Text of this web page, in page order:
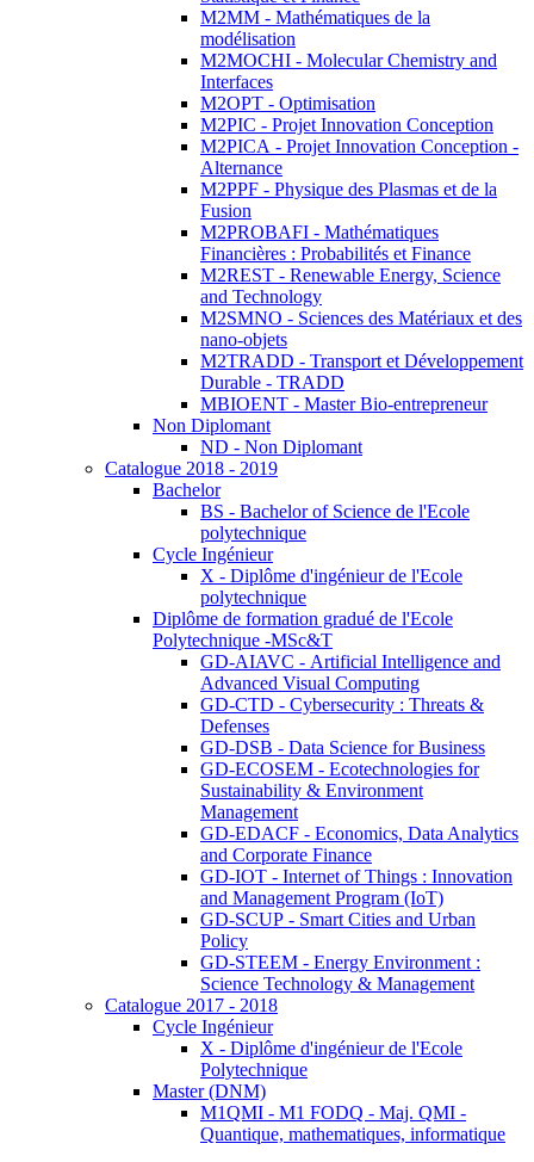
M2MM - Mathématiques de la
modélisation
M2MOCHI - Molecular Chemistry and
Interfaces
M2OPT - Optimisation
M2PIC - Projet Innovation Conception
M2PICA - Projet Innovation Conception -
Alternance
M2PPF - Physique des Plasmas et de la
Fusion
M2PROBAFI - Mathématiques
Financières : Probabilités et Finance
M2REST - Renewable Energy, Science
and Technology
M2SMNO - Sciences des Matériaux et des
nano-objets
M2TRADD - Transport et Développement
Durable - TRADD
MBIOENT - Master Bio-entrepreneur
Non Diplomant
ND - Non Diplomant
Catalogue 2018 - 2019
Bachelor
BS - Bachelor of Science de l'Ecole
polytechnique
Cycle Ingénieur
X - Diplôme d'ingénieur de l'Ecole
polytechnique
Diplôme de formation gradué de l'Ecole
Polytechnique -MSc&T
GD-AIAVC - Artificial Intelligence and
Advanced Visual Computing
GD-CTD - Cybersecurity : Threats &
Defenses
GD-DSB - Data Science for Business
GD-ECOSEM - Ecotechnologies for
Sustainability & Environment
Management
GD-EDACF - Economics, Data Analytics
and Corporate Finance
GD-IOT - Internet of Things : Innovation
and Management Program (IoT)
GD-SCUP - Smart Cities and Urban
Policy
GD-STEEM - Energy Environment :
Science Technology & Management
Catalogue 2017 - 2018
Cycle Ingénieur
X - Diplôme d'ingénieur de l'Ecole
Polytechnique
Master (DNM)
M1QMI - M1 FODQ - Maj. QMI -
Quantique, mathematiques, informatique